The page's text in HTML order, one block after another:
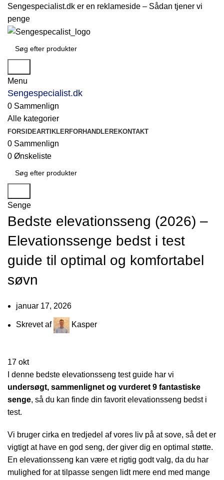
Sengespecialist.dk er en reklameside – Sådan tjener vi
penge
Menu
Sengespecialist.dk
0 Sammenlign
Alle kategorier
FORSIDEARTIKLERFORHANDLEREKONTAKT
0 Sammenlign
0 Ønskeliste
Senge
Bedste elevationsseng (2026) –
Elevationssenge bedst i test
guide til optimal og komfortabel
søvn
januar 17, 2026
Skrevet af Kasper
17 okt
I denne bedste elevationsseng test guide har vi
undersøgt, sammenlignet og vurderet 9 fantastiske
senge, så du kan finde din favorit elevationsseng bedst i
test.
Vi bruger cirka en tredjedel af vores liv på at sove, så det er
vigtigt at have en god seng, der giver dig en optimal støtte.
En elevationsseng kan være et rigtig godt valg, da du har
mulighed for at tilpasse sengen lidt mere end med mange